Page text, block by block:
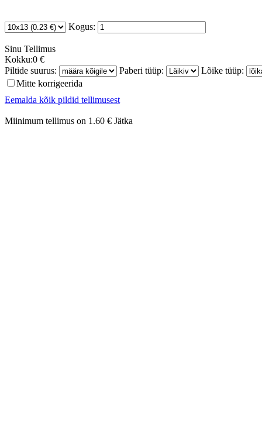
Kogus:
Sinu Tellimus
Kokku:0 €
Piltide suurus:
Paberi tüüp:
Lõike tüüp:
Mitte korrigeerida
Eemalda kõik pildid tellimusest
Miinimum tellimus on 1.60 € Jätka